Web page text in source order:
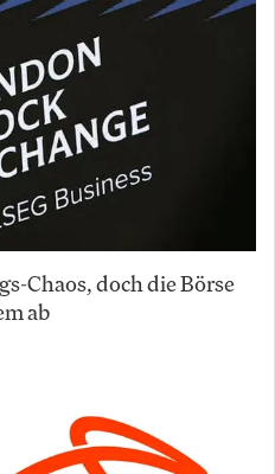
Chaos, doch die Börse
ab